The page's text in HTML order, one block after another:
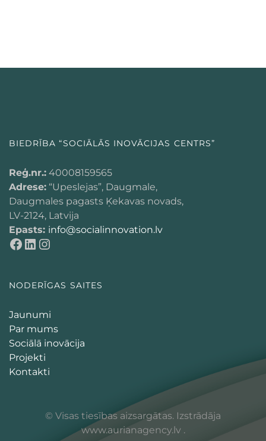
BIEDRĪBA “SOCIĀLĀS INOVĀCIJAS CENTRS”
Reģ.nr.: 40008159565
Adrese: “Upeslejas”, Daugmale,
Daugmales pagasts Ķekavas novads,
LV-2124, Latvija
Epasts: info@socialinnovation.lv
NODERĪGAS SAITES
Jaunumi
Par mums
Sociālā inovācija
Projekti
Kontakti
© Visas tiesības aizsargātas. Izstrādāja
www.aurianagency.lv .